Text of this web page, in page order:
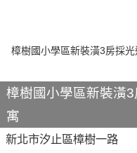
樟樹國小學區新裝潢
寓
新北市汐止區樟樹一路